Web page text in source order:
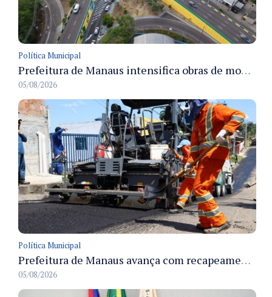
Política Municipal
Prefeitura de Manaus intensifica obras de modernização no viaduto Miguel Arraes para ampliar segurança e acessibilidade na região
05/08/2026
Política Municipal
Prefeitura de Manaus avança com recapeamento no Parque Rio Solimões e cobre cerca de 30 ruas
05/08/2026